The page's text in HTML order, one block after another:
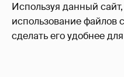
Используя данный
использование
сделать его удобнее